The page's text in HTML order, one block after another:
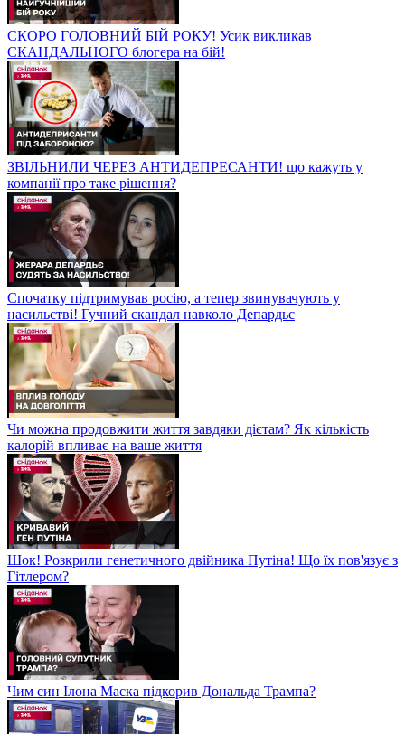
СКОРО ГОЛОВНИЙ БІЙ РОКУ! Усик викликав
СКАНДАЛЬНОГО блогера на бій!
ЗВІЛЬНИЛИ ЧЕРЕЗ АНТИДЕПРЕСАНТИ! що кажуть у
компанії про таке рішення?
Спочатку підтримував росію, а тепер звинувачують у
насильстві! Гучний скандал навколо Депардьє
Чи можна продовжити життя завдяки дієтам? Як кількість
калорій впливає на ваше життя
Шок! Розкрили генетичного двійника Путіна! Що їх пов'язує з
Гітлером?
Чим син Ілона Маска підкорив Дональда Трампа?